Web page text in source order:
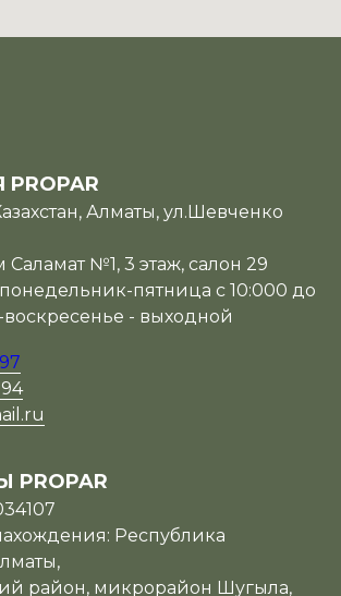
Алматы, ул.Шевченко
№1, 3 этаж, салон 29
пятница с 10:000 до
воскресенье - выходной
Республика
район, микрорайон Шугыла,